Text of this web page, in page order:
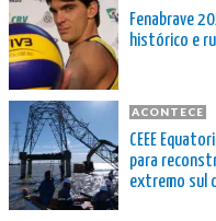
Fenabrave
histórico e
ACONTECE
CEEE
para
extremo sul